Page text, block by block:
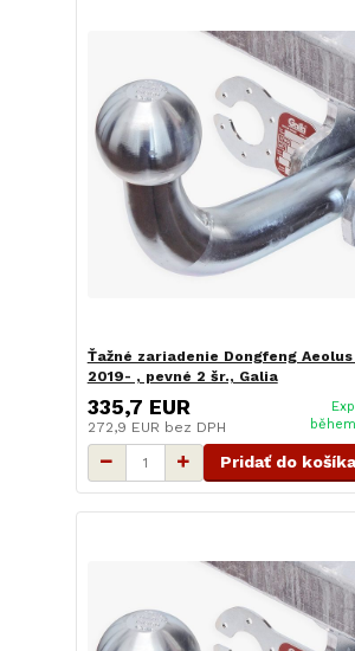
Ťažné zariadenie Dongfeng
2019- , pevné 2 šr., Galia
335,7 EUR
272,9 EUR bez DPH
Pridať do košíka